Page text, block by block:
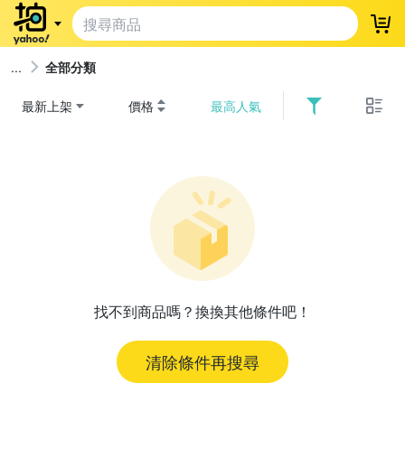
登
全部分類
最新上架 價格 最高人氣
找不到商品嗎？換換其他條件吧！
清除條件再搜尋